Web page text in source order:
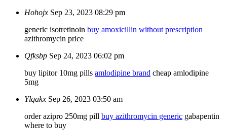
Hohojx Sep 23, 2023 08:29 pm
generic isotretinoin buy amoxicillin without prescription
azithromycin price
Qfksbp Sep 24, 2023 06:02 pm
buy lipitor 10mg pills amlodipine brand cheap amlodipine
5mg
Ylqakx Sep 26, 2023 03:50 am
order azipro 250mg pill buy azithromycin generic gabapentin
where to buy